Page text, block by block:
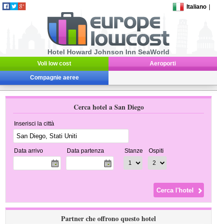
Italiano
Hotel Howard Johnson Inn SeaWorld
Voli low cost Aeroporti
Compagnie aeree
Cerca hotel a San Diego
Inserisci la città
Data arrivo Data partenza Stanze Ospiti
Partner che offrono questo hotel